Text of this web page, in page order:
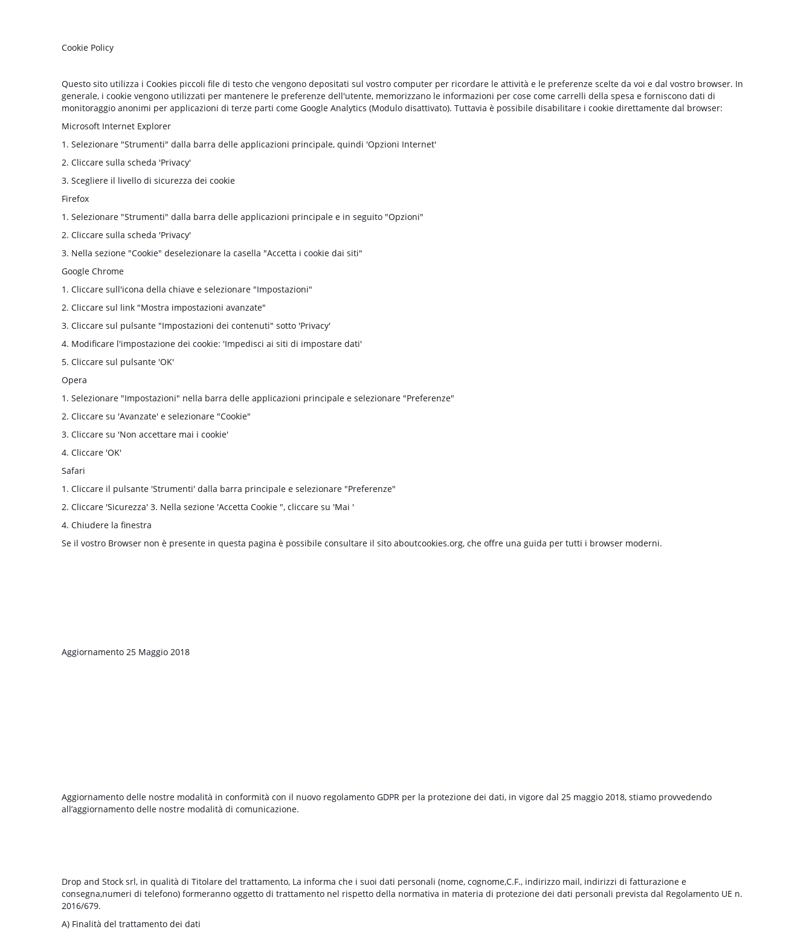
Cookie Policy
Questo sito utilizza i Cookies piccoli file di testo che vengono depositati sul vostro computer per ricordare le attività e le preferenze scelte da voi e dal vostro browser. In
generale, i cookie vengono utilizzati per mantenere le preferenze dell'utente, memorizzano le informazioni per cose come carrelli della spesa e forniscono dati di
monitoraggio anonimi per applicazioni di terze parti come Google Analytics (Modulo disattivato). Tuttavia è possibile disabilitare i cookie direttamente dal browser:
Microsoft Internet Explorer
1. Selezionare "Strumenti" dalla barra delle applicazioni principale, quindi 'Opzioni Internet'
2. Cliccare sulla scheda 'Privacy'
3. Scegliere il livello di sicurezza dei cookie
Firefox
1. Selezionare "Strumenti" dalla barra delle applicazioni principale e in seguito "Opzioni"
2. Cliccare sulla scheda 'Privacy'
3. Nella sezione "Cookie" deselezionare la casella "Accetta i cookie dai siti"
Google Chrome
1. Cliccare sull'icona della chiave e selezionare "Impostazioni"
2. Cliccare sul link "Mostra impostazioni avanzate"
3. Cliccare sul pulsante "Impostazioni dei contenuti" sotto 'Privacy'
4. Modificare l'impostazione dei cookie: 'Impedisci ai siti di impostare dati'
5. Cliccare sul pulsante 'OK'
Opera
1. Selezionare "Impostazioni" nella barra delle applicazioni principale e selezionare "Preferenze"
2. Cliccare su 'Avanzate' e selezionare "Cookie"
3. Cliccare su 'Non accettare mai i cookie'
4. Cliccare 'OK'
Safari
1. Cliccare il pulsante 'Strumenti' dalla barra principale e selezionare "Preferenze"
2. Cliccare 'Sicurezza' 3. Nella sezione 'Accetta Cookie ", cliccare su 'Mai '
4. Chiudere la finestra
Se il vostro Browser non è presente in questa pagina è possibile consultare il sito aboutcookies.org, che offre una guida per tutti i browser moderni.
Aggiornamento 25 Maggio 2018
Aggiornamento delle nostre modalità in conformità con il nuovo regolamento GDPR per la protezione dei dati, in vigore dal 25 maggio 2018, stiamo provvedendo
all’aggiornamento delle nostre modalità di comunicazione.
Drop and Stock srl, in qualità di Titolare del trattamento, La informa che i suoi dati personali (nome, cognome,C.F., indirizzo mail, indirizzi di fatturazione e
consegna,numeri di telefono) formeranno oggetto di trattamento nel rispetto della normativa in materia di protezione dei dati personali prevista dal Regolamento UE n.
2016/679.
A) Finalità del trattamento dei dati